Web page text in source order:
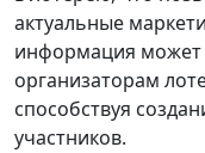
актуальные
информация может
организаторам
способствуя
участников.